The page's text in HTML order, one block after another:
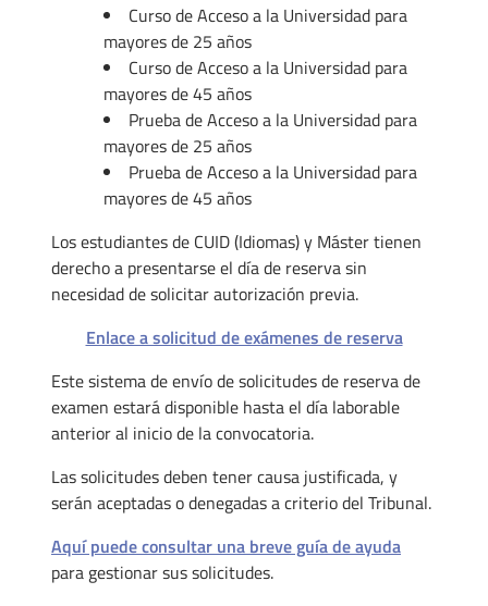
Curso de Acceso a la Universidad para
mayores de 25 años
Curso de Acceso a la Universidad para
mayores de 45 años
Prueba de Acceso a la Universidad para
mayores de 25 años
Prueba de Acceso a la Universidad para
mayores de 45 años
Los estudiantes de CUID (Idiomas) y Máster tienen
derecho a presentarse el día de reserva sin
necesidad de solicitar autorización previa.
Enlace a solicitud de exámenes de reserva
Este sistema de envío de solicitudes de reserva de
examen estará disponible hasta el día laborable
anterior al inicio de la convocatoria.
Las solicitudes deben tener causa justificada, y
serán aceptadas o denegadas a criterio del Tribunal.
Aquí puede consultar una breve guía de ayuda
para gestionar sus solicitudes.